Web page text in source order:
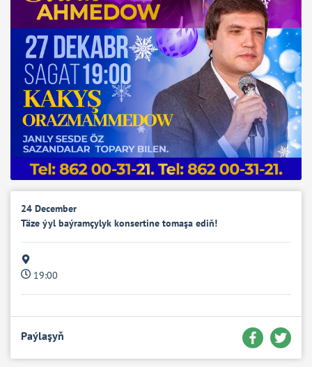
24 December
Täze ýyl baýramçylyk konsertine tomaşa ediň!
19:00
Paýlaşyň